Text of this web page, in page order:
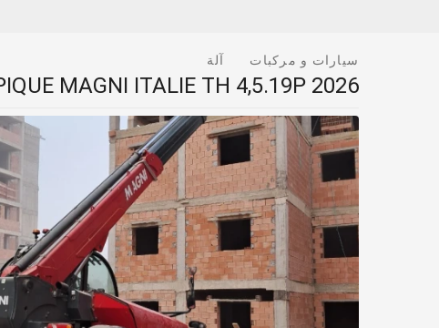
سيارات و مركبات آلة
MAGNI ITALIE TH 4,5.19P 2026